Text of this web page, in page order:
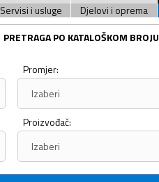
Servisi i usluge Djelovi i oprema
PRETRAGA PO KATALOŠKOM BROJU
Promjer:
Izaberi
Proizvođač:
Izaberi